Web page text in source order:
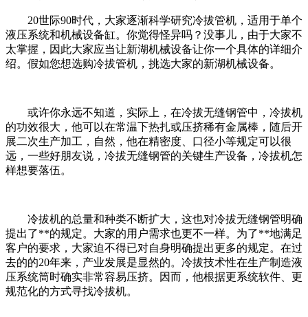
20世际90时代，大家逐渐科学研究冷拔管机，适用于单个
液压系统和机械设备缸。你觉得怪异吗？没事儿，由于大家不
太掌握，因此大家应当让新湖机械设备让你一个具体的详细介
绍。假如您想选购冷拔管机，挑选大家的新湖机械设备。
或许你永远不知道，实际上，在冷拔无缝钢管中，冷拔机
的功效很大，他可以在常温下热扎或压挤稀有金属棒，随后开
展二次生产加工，自然，他在精密度、口径小等规定可以很
远，一些好朋友说，冷拔无缝钢管的关键生产设备，冷拔机怎
样想要落伍。
冷拔机的总量和种类不断扩大，这也对冷拔无缝钢管明确
提出了**的规定。大家的用户需求也更不一样。为了**地满足
客户的要求，大家迫不得已对自身明确提出更多的规定。在过
去的的20年来，产业发展是显然的。冷拔技术性在生产制造液
压系统筒时确实非常容易压挤。因而，他根据更系统软件、更
规范化的方式寻找冷拔机。